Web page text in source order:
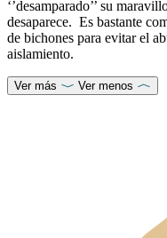
‘’desamparado’’ su
desaparece. Es bastante
de bichones para evitar el
aislamiento.
Ver más Ver menos